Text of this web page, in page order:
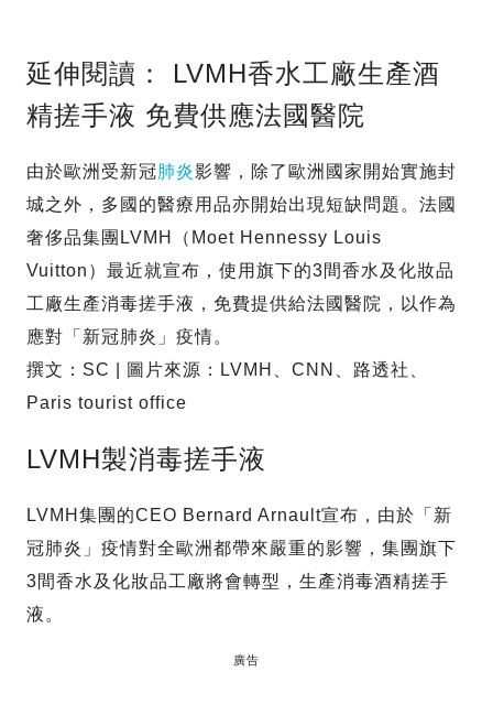
延伸閱讀： LVMH香水工廠生產酒
精搓手液 免費供應法國醫院
由於歐洲受新冠肺炎影響，除了歐洲國家開始實施封
城之外，多國的醫療用品亦開始出現短缺問題。法國
奢侈品集團LVMH（Moet Hennessy Louis
Vuitton）最近就宣布，使用旗下的3間香水及化妝品
工廠生產消毒搓手液，免費提供給法國醫院，以作為
應對「新冠肺炎」疫情。
撰文：SC | 圖片來源：LVMH、CNN、路透社、
Paris tourist office
LVMH製消毒搓手液
LVMH集團的CEO Bernard Arnault宣布，由於「新
冠肺炎」疫情對全歐洲都帶來嚴重的影響，集團旗下
3間香水及化妝品工廠將會轉型，生產消毒酒精搓手
液。
廣告